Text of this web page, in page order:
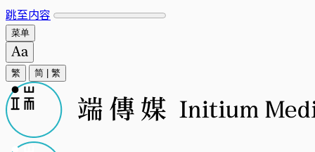
跳至内容
菜单
繁 简 繁